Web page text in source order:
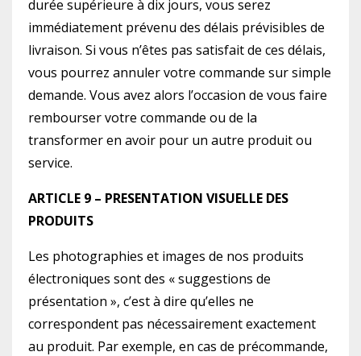
durée supérieure à dix jours, vous serez
immédiatement prévenu des délais prévisibles de
livraison. Si vous n’êtes pas satisfait de ces délais,
vous pourrez annuler votre commande sur simple
demande. Vous avez alors l’occasion de vous faire
rembourser votre commande ou de la
transformer en avoir pour un autre produit ou
service.
ARTICLE 9 – PRESENTATION VISUELLE DES
PRODUITS
Les photographies et images de nos produits
électroniques sont des « suggestions de
présentation », c’est à dire qu’elles ne
correspondent pas nécessairement exactement
au produit. Par exemple, en cas de précommande,